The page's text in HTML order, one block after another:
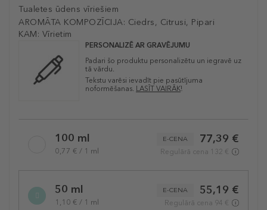
Tualetes ūdens vīriešiem
AROMĀTA KOMPOZĪCIJA: Ciedrs, Citrusi, Pipari
KAM: Vīrietim
PERSONALIZĒ AR GRAVĒJUMU
Padari šo produktu personalizētu un iegravē uz
tā vārdu.
Tekstu varēsi ievadīt pie pasūtījuma
noformēšanas. LASĪT VAIRĀK!
7
variation100 ml
0,77 € / 1 ml
77,39 €
E-CENA
Regulārā cena 132 €
50 ml
1,10 € / 1 ml
55,19 €
E-CENA
Regulārā cena 94 €